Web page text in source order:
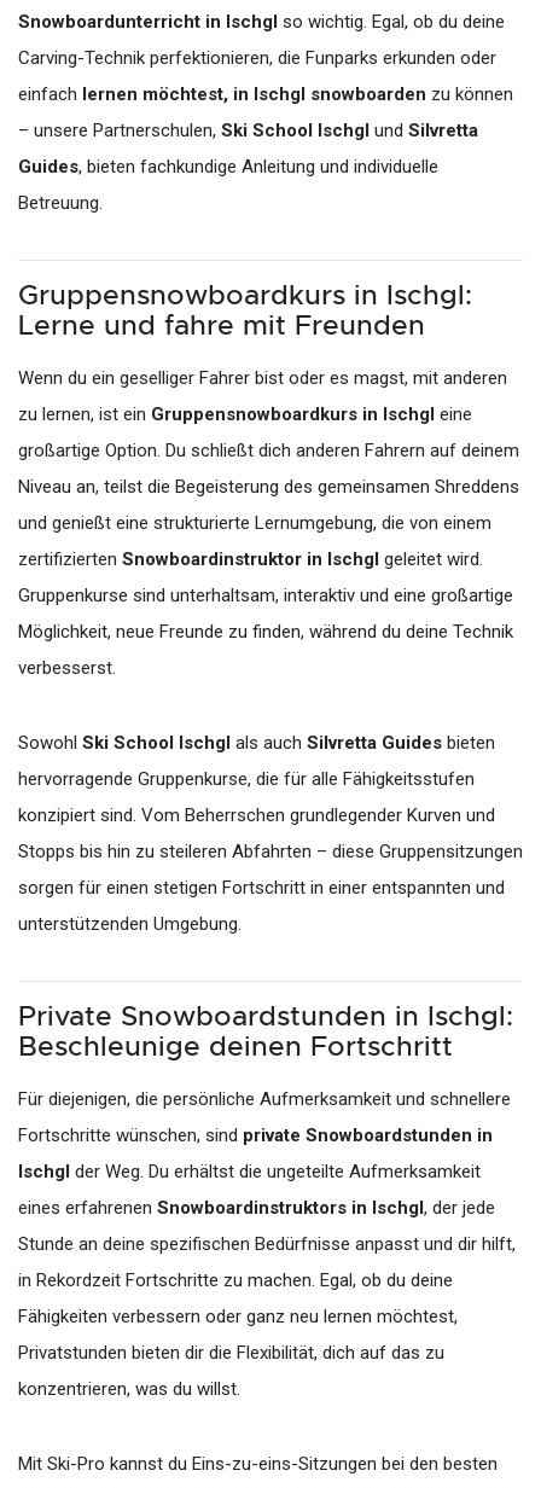
Snowboardunterricht in Ischgl so wichtig. Egal, ob du deine
Carving-Technik perfektionieren, die Funparks erkunden oder
einfach lernen möchtest, in Ischgl snowboarden zu können
– unsere Partnerschulen, Ski School Ischgl und Silvretta
Guides, bieten fachkundige Anleitung und individuelle
Betreuung.
Gruppensnowboardkurs in Ischgl:
Lerne und fahre mit Freunden
Wenn du ein geselliger Fahrer bist oder es magst, mit anderen
zu lernen, ist ein Gruppensnowboardkurs in Ischgl eine
großartige Option. Du schließt dich anderen Fahrern auf deinem
Niveau an, teilst die Begeisterung des gemeinsamen Shreddens
und genießt eine strukturierte Lernumgebung, die von einem
zertifizierten Snowboardinstruktor in Ischgl geleitet wird.
Gruppenkurse sind unterhaltsam, interaktiv und eine großartige
Möglichkeit, neue Freunde zu finden, während du deine Technik
verbesserst.
Sowohl Ski School Ischgl als auch Silvretta Guides bieten
hervorragende Gruppenkurse, die für alle Fähigkeitsstufen
konzipiert sind. Vom Beherrschen grundlegender Kurven und
Stopps bis hin zu steileren Abfahrten – diese Gruppensitzungen
sorgen für einen stetigen Fortschritt in einer entspannten und
unterstützenden Umgebung.
Private Snowboardstunden in Ischgl:
Beschleunige deinen Fortschritt
Für diejenigen, die persönliche Aufmerksamkeit und schnellere
Fortschritte wünschen, sind private Snowboardstunden in
Ischgl der Weg. Du erhältst die ungeteilte Aufmerksamkeit
eines erfahrenen Snowboardinstruktors in Ischgl , der jede
Stunde an deine spezifischen Bedürfnisse anpasst und dir hilft,
in Rekordzeit Fortschritte zu machen. Egal, ob du deine
Fähigkeiten verbessern oder ganz neu lernen möchtest,
Privatstunden bieten dir die Flexibilität, dich auf das zu
konzentrieren, was du willst.
Mit Ski-Pro kannst du Eins-zu-eins-Sitzungen bei den besten